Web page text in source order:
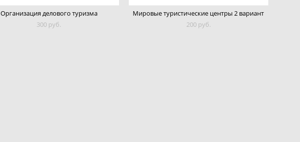
Организация делового туризма
300 pуб.
Мировые туристические центры 2 вариант
200 pуб.